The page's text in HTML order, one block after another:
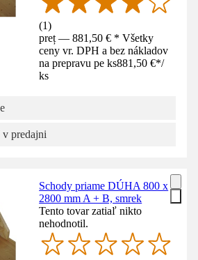
(1)
preț — 881,50 € * Všetky
ceny vr. DPH a bez nákladov
na prepravu pe ks881,50 €*/
ks
predajni
Schody priame DÚHA 800 x
2800 mm A + B, smrek
Tento tovar zatiaľ nikto
nehodnotil.